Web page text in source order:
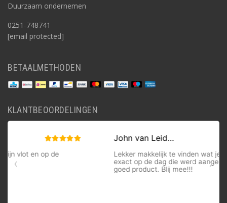
Duurzaam ondernemen
0251-748741
[email protected]
BETAALMETHODEN
KLANTBEOORDELINGEN